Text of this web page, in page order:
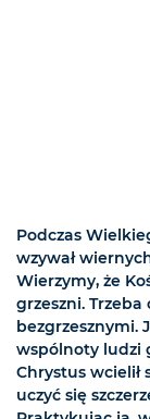
Podczas
wzywał
Wierzymy, że
grzeszni.
bezgrzesznymi.
wspólnoty ludzi
Chrystus wcielił
uczyć się